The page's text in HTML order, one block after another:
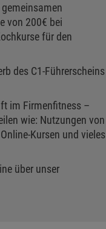
von 200€ bei
für den
des C1-Führerscheins
im Firmenfitness –
wie: Nutzungen von
Kursen und vieles
über unser